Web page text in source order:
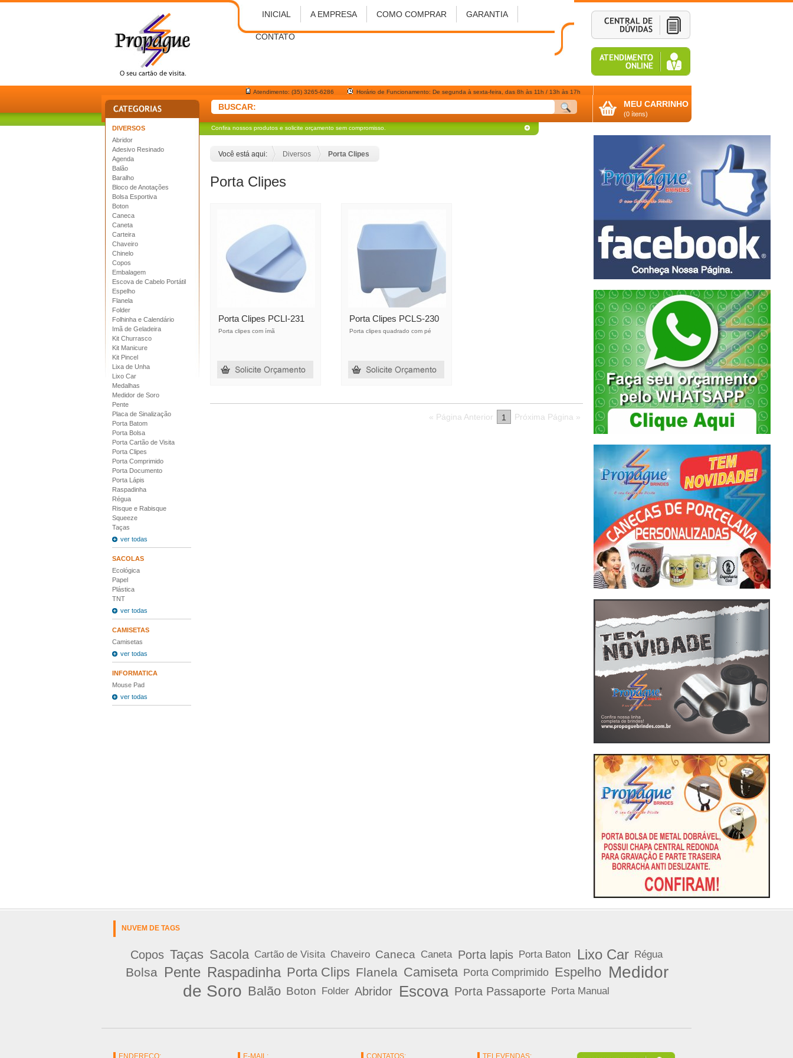
INICIAL A EMPRESA COMO COMPRAR GARANTIA
CONTATO
Atendimento: (35) 3265-6286 Horário de Funcionamento: De segunda à sexta-feira, das 8h às 11h / 13h às 17h
BUSCAR: MEU CARRINHO
(0 ítens)
DIVERSOS
Abridor
Adesivo Resinado
Agenda
Balão
Baralho
Bloco de Anotações
Bolsa Esportiva
Boton
Caneca
Caneta
Carteira
Chaveiro
Chinelo
Copos
Embalagem
Escova de Cabelo Portátil
Espelho
Flanela
Folder
Folhinha e Calendário
Imã de Geladeira
Kit Churrasco
Kit Manicure
Kit Pincel
Lixa de Unha
Lixo Car
Medalhas
Medidor de Soro
Pente
Placa de Sinalização
Porta Batom
Porta Bolsa
Porta Cartão de Visita
Porta Clipes
Porta Comprimido
Porta Documento
Porta Lápis
Raspadinha
Régua
Risque e Rabisque
Squeeze
Taças
ver todas
SACOLAS
Ecológica
Papel
Plástica
TNT
ver todas
CAMISETAS
Camisetas
ver todas
INFORMATICA
Mouse Pad
ver todas
Confira nossos produtos e solicite orçamento sem compromisso.
Você está aqui: Diversos Porta Clipes
Porta Clipes
Porta Clipes PCLI-231
Porta clipes com ímã
Porta Clipes PCLS-230
Porta clipes quadrado com pé
« Página Anterior 1 Próxima Página »
NUVEM DE TAGS
Copos Taças Sacola Cartão de Visita Chaveiro Caneca Caneta Porta lapis Porta Baton Lixo Car Régua
Bolsa Pente Raspadinha Porta Clips Flanela Camiseta Porta Comprimido Espelho Medidor
de Soro Balão Boton Folder Abridor Escova Porta Passaporte Porta Manual
ENDEREÇO: E-MAIL: CONTATOS: TELEVENDAS: